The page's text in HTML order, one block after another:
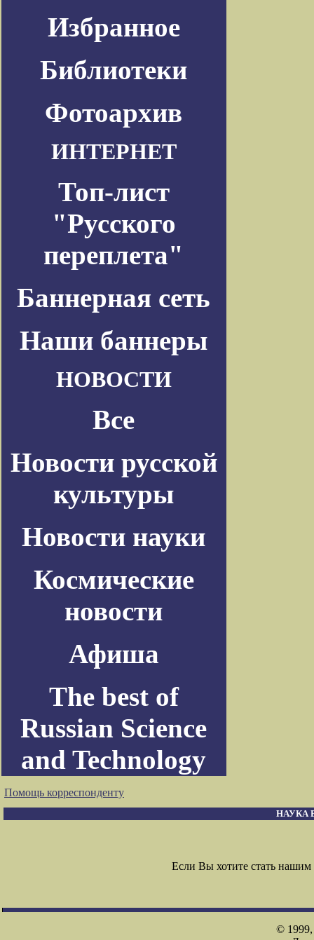
Избранное
Библиотеки
Фотоархив
ИНТЕРНЕТ
Топ-лист
"Русского
переплета"
Баннерная сеть
Наши баннеры
НОВОСТИ
Все
Новости русской
культуры
Новости науки
Космические
новости
Афиша
The best of
Russian Science
and Technology
Помощь корреспонденту
НАУКА
Если Вы хотите стать
© 1999,